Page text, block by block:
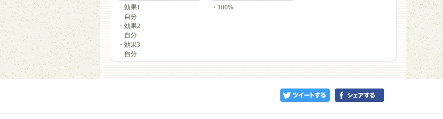
・効果1
自分
・効果2
自分
・効果3
自分
・100%